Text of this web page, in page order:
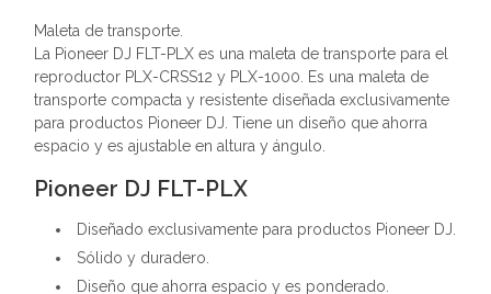
Maleta de transporte.
La Pioneer DJ FLT-PLX es una maleta de transporte para el
reproductor PLX-CRSS12 y PLX-1000. Es una maleta de
transporte compacta y resistente diseñada exclusivamente
para productos Pioneer DJ. Tiene un diseño que ahorra
espacio y es ajustable en altura y ángulo.
Pioneer DJ FLT-PLX
Diseñado exclusivamente para productos Pioneer DJ.
Sólido y duradero.
Diseño que ahorra espacio y es ponderado.